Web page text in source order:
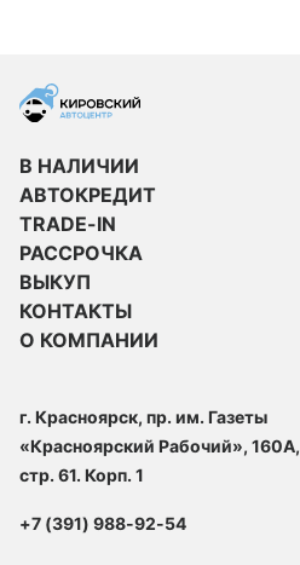
В НАЛИЧИИ
АВТОКРЕДИТ
TRADE-IN
РАССРОЧКА
ВЫКУП
КОНТАКТЫ
О КОМПАНИИ
г. Красноярск, пр. им. Газеты
«Красноярский Рабочий», 160А,
стр. 61. Корп. 1
+7 (391) 988-92-54